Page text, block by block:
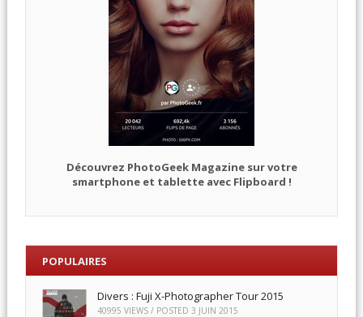
Découvrez PhotoGeek Magazine sur votre
smartphone et tablette avec Flipboard !
POPULAIRES
Divers : Fuji X-Photographer Tour 2015
40995 VIEWS / POSTED 3 JUIN 2015